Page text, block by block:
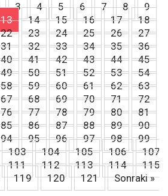
3 4 5 6 7 8
9
13 14 15 16 17
18
22 23 24 25 26
27
31 32 33 34 35
36
40 41 42 43 44
45
49 50 51 52 53
54
58 59 60 61 62
63
67 68 69 70 71
72
76 77 78 79 80
81
85 86 87 88 89
90
94 95 96 97 98
99
103 104 105 106
107
111 112 113 114
115
119 120 121 Sonraki »